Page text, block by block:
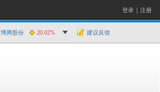
登录 注册
博腾股份 20.02% 建议反馈